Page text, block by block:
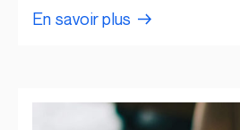
En savoir plus